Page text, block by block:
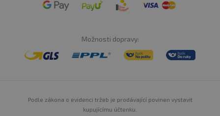
Možnosti dopravy:
Podle zákona o evidenci tržeb je prodávající povinen vystavit
kupujícímu účtenku.